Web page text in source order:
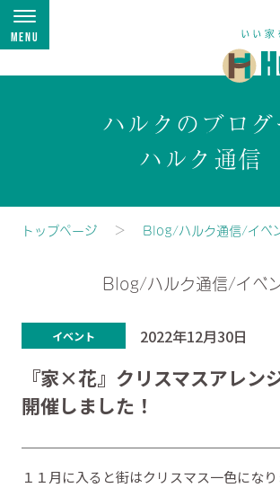
Menu
ハルクのブログ
ハルク通信
トップページ Blog/ハルク通信/イベ
Blog/ハルク通信/イベ
イベント 2022年12月30日
『家×花』クリスマスアレン
開催しました！
１１月に入ると街はクリスマス一色にな